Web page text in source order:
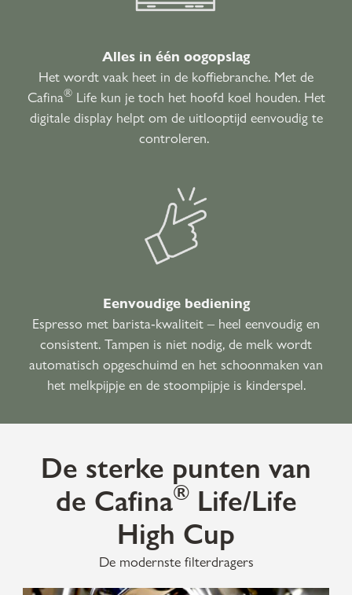
Alles in één oogopslag
Het wordt vaak heet in de koffiebranche. Met de
Cafina®Life kun je toch het hoofd koel houden. Het
digitale display helpt om de uitlooptijd eenvoudig te
controleren.
Eenvoudige bediening
Espresso met barista-kwaliteit– heel eenvoudig en
consistent. Tampen is niet nodig, de melk wordt
automatisch opgeschuimd en het schoonmaken van
het melkpijpje en de stoompijpje is kinderspel.
De sterke punten van
de Cafina®Life/Life
High Cup
De modernste filterdragers